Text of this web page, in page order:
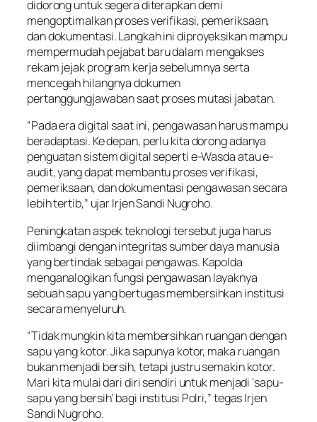
didorong untuk segera diterapkan demi
mengoptimalkan proses verifikasi, pemeriksaan,
dan dokumentasi. Langkah ini diproyeksikan mampu
mempermudah pejabat baru dalam mengakses
rekam jejak program kerja sebelumnya serta
mencegah hilangnya dokumen
pertanggungjawaban saat proses mutasi jabatan.
“Pada era digital saat ini, pengawasan harus mampu
beradaptasi. Ke depan, perlu kita dorong adanya
penguatan sistem digital seperti e-Wasda atau e-
audit, yang dapat membantu proses verifikasi,
pemeriksaan, dan dokumentasi pengawasan secara
lebih tertib,” ujar Irjen Sandi Nugroho.
Peningkatan aspek teknologi tersebut juga harus
diimbangi dengan integritas sumber daya manusia
yang bertindak sebagai pengawas. Kapolda
menganalogikan fungsi pengawasan layaknya
sebuah sapu yang bertugas membersihkan institusi
secara menyeluruh.
“Tidak mungkin kita membersihkan ruangan dengan
sapu yang kotor. Jika sapunya kotor, maka ruangan
bukan menjadi bersih, tetapi justru semakin kotor.
Mari kita mulai dari diri sendiri untuk menjadi ‘sapu-
sapu yang bersih’ bagi institusi Polri,” tegas Irjen
Sandi Nugroho.